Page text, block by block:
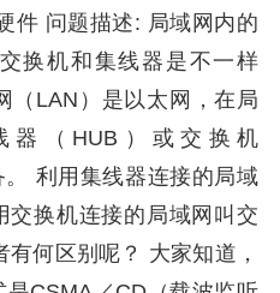
件 问题描述: 局域网内的
换机和集线器是不一样
（LAN）是以太网，在局
（HUB）或交换机
。 利用集线器连接的局域
交换机连接的局域网叫交
何区别呢？ 大家知道，